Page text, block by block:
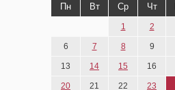
Пн Вт Ср Чт
1 2
6 7 8 9
13 14 15 16
20 21 22 23